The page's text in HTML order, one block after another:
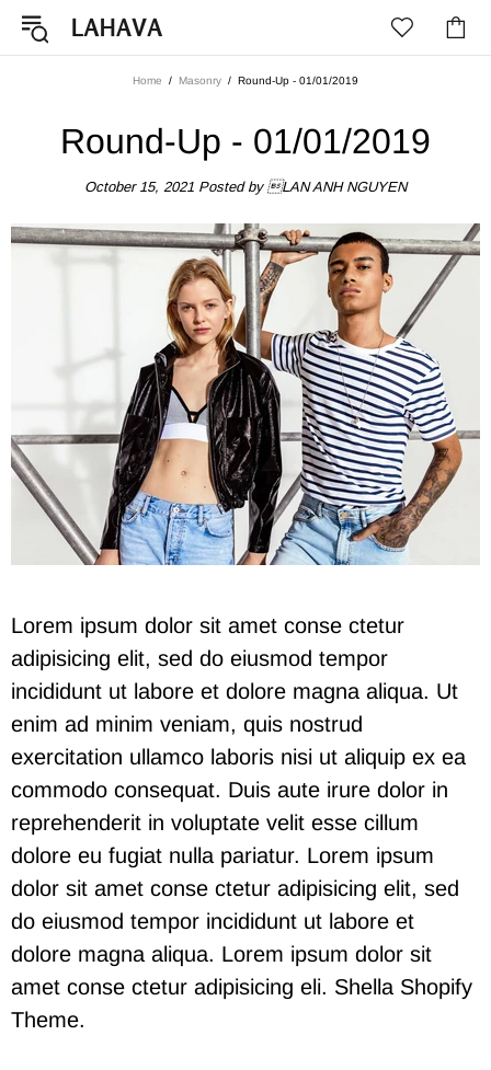
Home Masonry Round-Up - 01/01/2019
Round-Up - 01/01/2019
October 15, 2021 Posted by LAN ANH NGUYEN
Lorem ipsum dolor sit amet conse ctetur
adipisicing elit, sed do eiusmod tempor
incididunt ut labore et dolore magna aliqua. Ut
enim ad minim veniam, quis nostrud
exercitation ullamco laboris nisi ut aliquip ex ea
commodo consequat. Duis aute irure dolor in
reprehenderit in voluptate velit esse cillum
dolore eu fugiat nulla pariatur. Lorem ipsum
dolor sit amet conse ctetur adipisicing elit, sed
do eiusmod tempor incididunt ut labore et
dolore magna aliqua. Lorem ipsum dolor sit
amet conse ctetur adipisicing eli. Shella Shopify
Theme.